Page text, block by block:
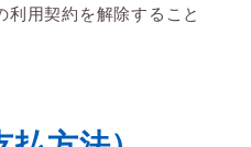
利用契約を解除すること